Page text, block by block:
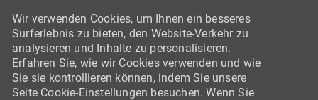
Wir verwenden Cookies, um Ihnen ein besseres
Surferlebnis zu bieten, den Website-Verkehr zu
analysieren und Inhalte zu personalisieren.
Erfahren Sie, wie wir Cookies verwenden und wie
Sie sie kontrollieren können, indem Sie unsere
Seite Cookie-Einstellungen besuchen. Wenn Sie